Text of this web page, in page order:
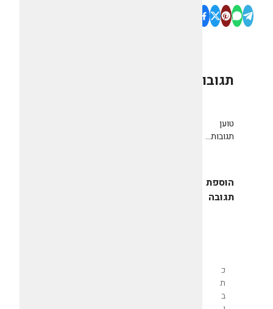
תגובות
טוען
תגובות...
הוספת
תגובה